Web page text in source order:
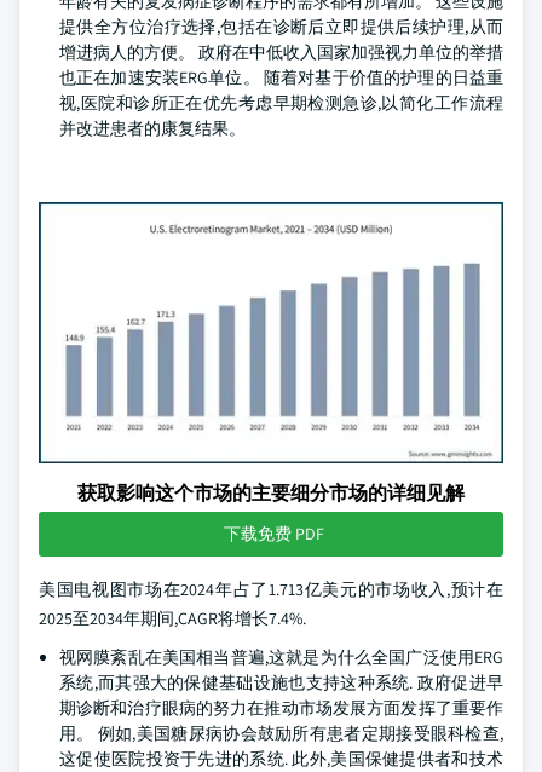
提供全方位治疗选择,包括在诊断后立即提供后续护理,从而
增进病人的方便。 政府在中低收入国家加强视力单位的举措
也正在加速安装ERG单位。 随着对基于价值的护理的日益重
视,医院和诊所正在优先考虑早期检测急诊,以简化工作流程
并改进患者的康复结果。
获取影响这个市场的主要细分市场的详细见解
下载免费 PDF
美国电视图市场在2024年占了1.713亿美元的市场收入,预计在
2025至2034年期间,CAGR将增长7.4%.
视网膜紊乱在美国相当普遍,这就是为什么全国广泛使用ERG
系统,而其强大的保健基础设施也支持这种系统. 政府促进早
期诊断和治疗眼病的努力在推动市场发展方面发挥了重要作
用。 例如,美国糖尿病协会鼓励所有患者定期接受眼科检查,
这促使医院投资于先进的系统. 此外,美国保健提供者和技术